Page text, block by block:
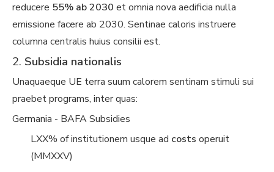
reducere 55% ab 2030 et omnia nova aedificia nulla
emissione facere ab 2030. Sentinae caloris instruere
columna centralis huius consilii est.
2. Subsidia nationalis
Unaquaeque UE terra suum calorem sentinam stimuli sui
praebet programs, inter quas:
Germania - BAFA Subsidies
LXX% of institutionem usque ad costs operuit
(MMXXV)